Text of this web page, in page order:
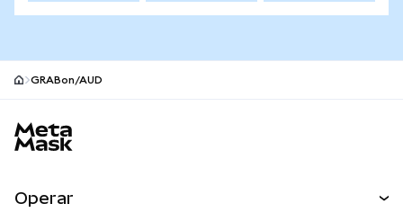
GRABon/AUD
Operar